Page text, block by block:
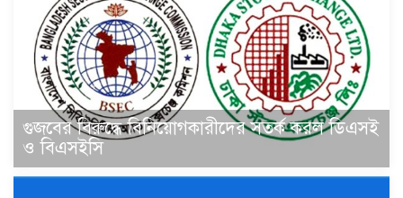
গুজবের বিরুদ্ধে বিনিয়োগকারীদের সতর্ক করল ডিএসই
ও বিএসইসি